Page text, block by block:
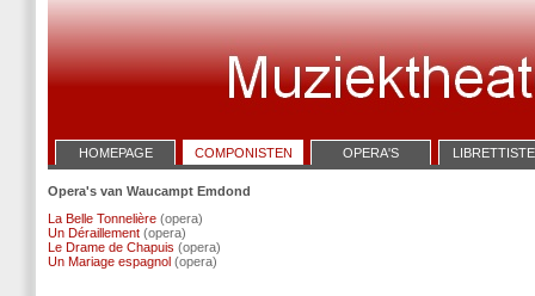
HOMEPAGE COMPONISTEN OPERA'S
Opera's van Waucampt Emdond
La Belle Tonnelière (opera)
Un Déraillement (opera)
Le Drame de Chapuis (opera)
Un Mariage espagnol (opera)